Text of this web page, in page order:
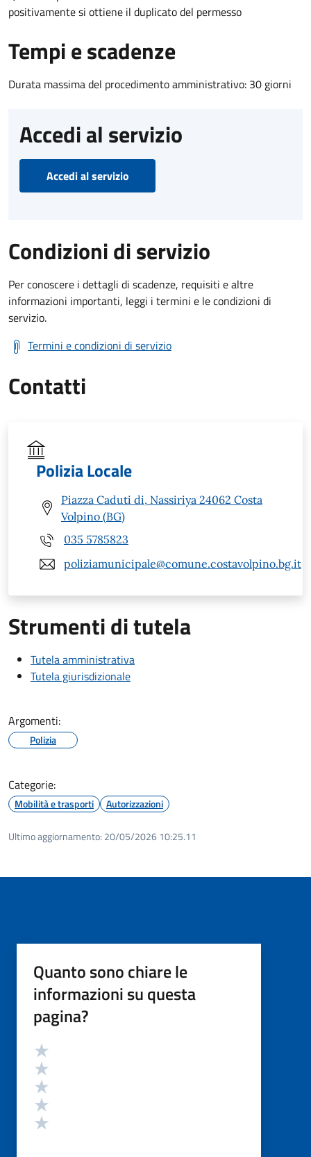
positivamente si ottiene il duplicato del permesso
Tempi e scadenze
Durata massima del procedimento amministrativo: 30 giorni
Accedi al servizio
Accedi al servizio
Condizioni di servizio
Per conoscere i dettagli di scadenze, requisiti e altre
informazioni importanti, leggi i termini e le condizioni di
servizio.
Termini e condizioni di servizio
Contatti
Polizia Locale
Piazza Caduti di, Nassiriya 24062 Costa
Volpino (BG)
035 5785823
poliziamunicipale@comune.costavolpino.bg.it
Strumenti di tutela
Tutela amministrativa
Tutela giurisdizionale
Argomenti:
Polizia
Categorie:
Mobilità e trasporti Autorizzazioni
Ultimo aggiornamento: 20/05/2026 10:25.11
Quanto sono chiare le
informazioni su questa
pagina?
Valutazione